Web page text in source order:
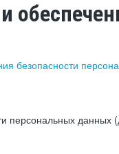
безопасности
персональных